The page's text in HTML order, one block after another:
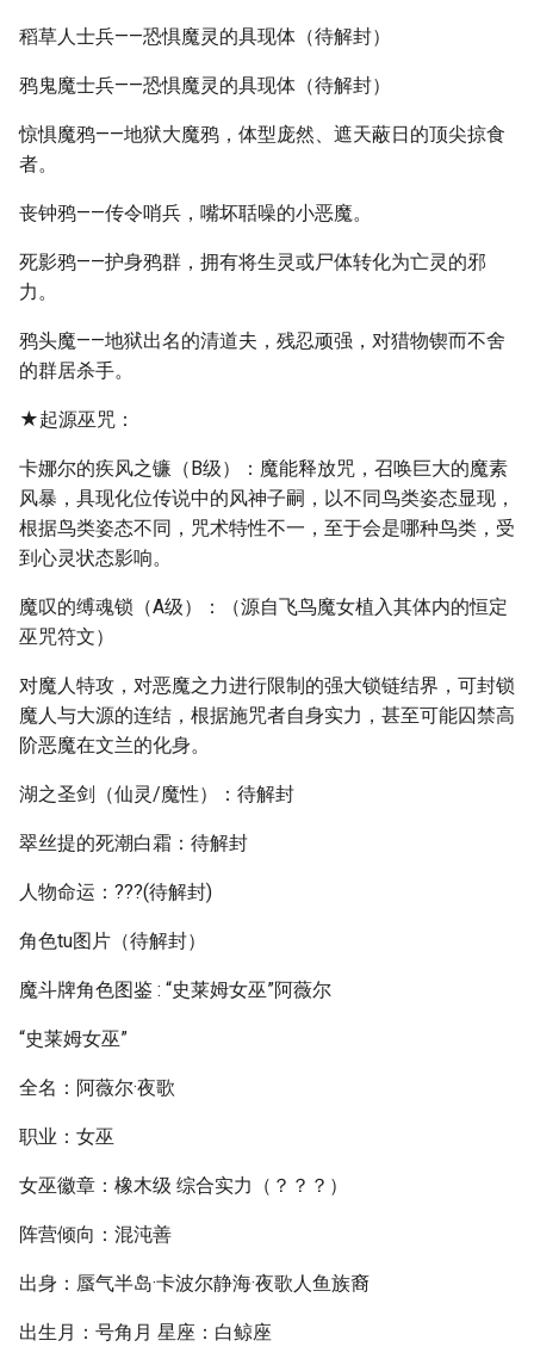
稻草人士兵——恐惧魔灵的具现体（待解封）
鸦鬼魔士兵——恐惧魔灵的具现体（待解封）
惊惧魔鸦——地狱大魔鸦，体型庞然、遮天蔽日的顶尖掠食
者。
丧钟鸦——传令哨兵，嘴坏聒噪的小恶魔。
死影鸦——护身鸦群，拥有将生灵或尸体转化为亡灵的邪
力。
鸦头魔——地狱出名的清道夫，残忍顽强，对猎物锲而不舍
的群居杀手。
★起源巫咒：
卡娜尔的疾风之镰（B级）：魔能释放咒，召唤巨大的魔素
风暴，具现化位传说中的风神子嗣，以不同鸟类姿态显现，
根据鸟类姿态不同，咒术特性不一，至于会是哪种鸟类，受
到心灵状态影响。
魔叹的缚魂锁（A级）：（源自飞鸟魔女植入其体内的恒定
巫咒符文）
对魔人特攻，对恶魔之力进行限制的强大锁链结界，可封锁
魔人与大源的连结，根据施咒者自身实力，甚至可能囚禁高
阶恶魔在文兰的化身。
湖之圣剑（仙灵/魔性）：待解封
翠丝提的死潮白霜：待解封
人物命运：???(待解封)
角色tu图片（待解封）
魔斗牌角色图鉴 : “史莱姆女巫”阿薇尔
“史莱姆女巫”
全名：阿薇尔·夜歌
职业：女巫
女巫徽章：橡木级 综合实力（？？？）
阵营倾向：混沌善
出身：蜃气半岛·卡波尔静海·夜歌人鱼族裔
出生月：号角月 星座：白鲸座